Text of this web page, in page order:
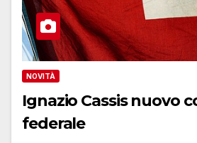
NOVITÀ
Ignazio Cassis nuovo
federale